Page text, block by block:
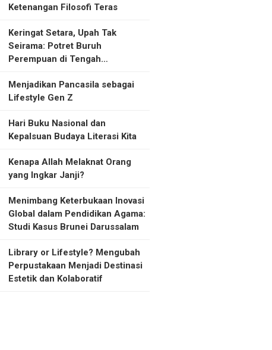
Ketenangan Filosofi Teras
Keringat Setara, Upah Tak
Seirama: Potret Buruh
Perempuan di Tengah
Menjadikan Pancasila sebagai
Lifestyle Gen Z
Hari Buku Nasional dan
Kepalsuan Budaya Literasi Kita
Kenapa Allah Melaknat Orang
yang Ingkar Janji?
Menimbang Keterbukaan Inovasi
Global dalam Pendidikan Agama:
Studi Kasus Brunei Darussalam
Library or Lifestyle? Mengubah
Perpustakaan Menjadi Destinasi
Estetik dan Kolaboratif